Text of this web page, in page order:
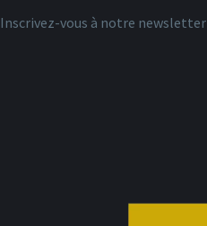
Inscrivez-vous à notre newsletter